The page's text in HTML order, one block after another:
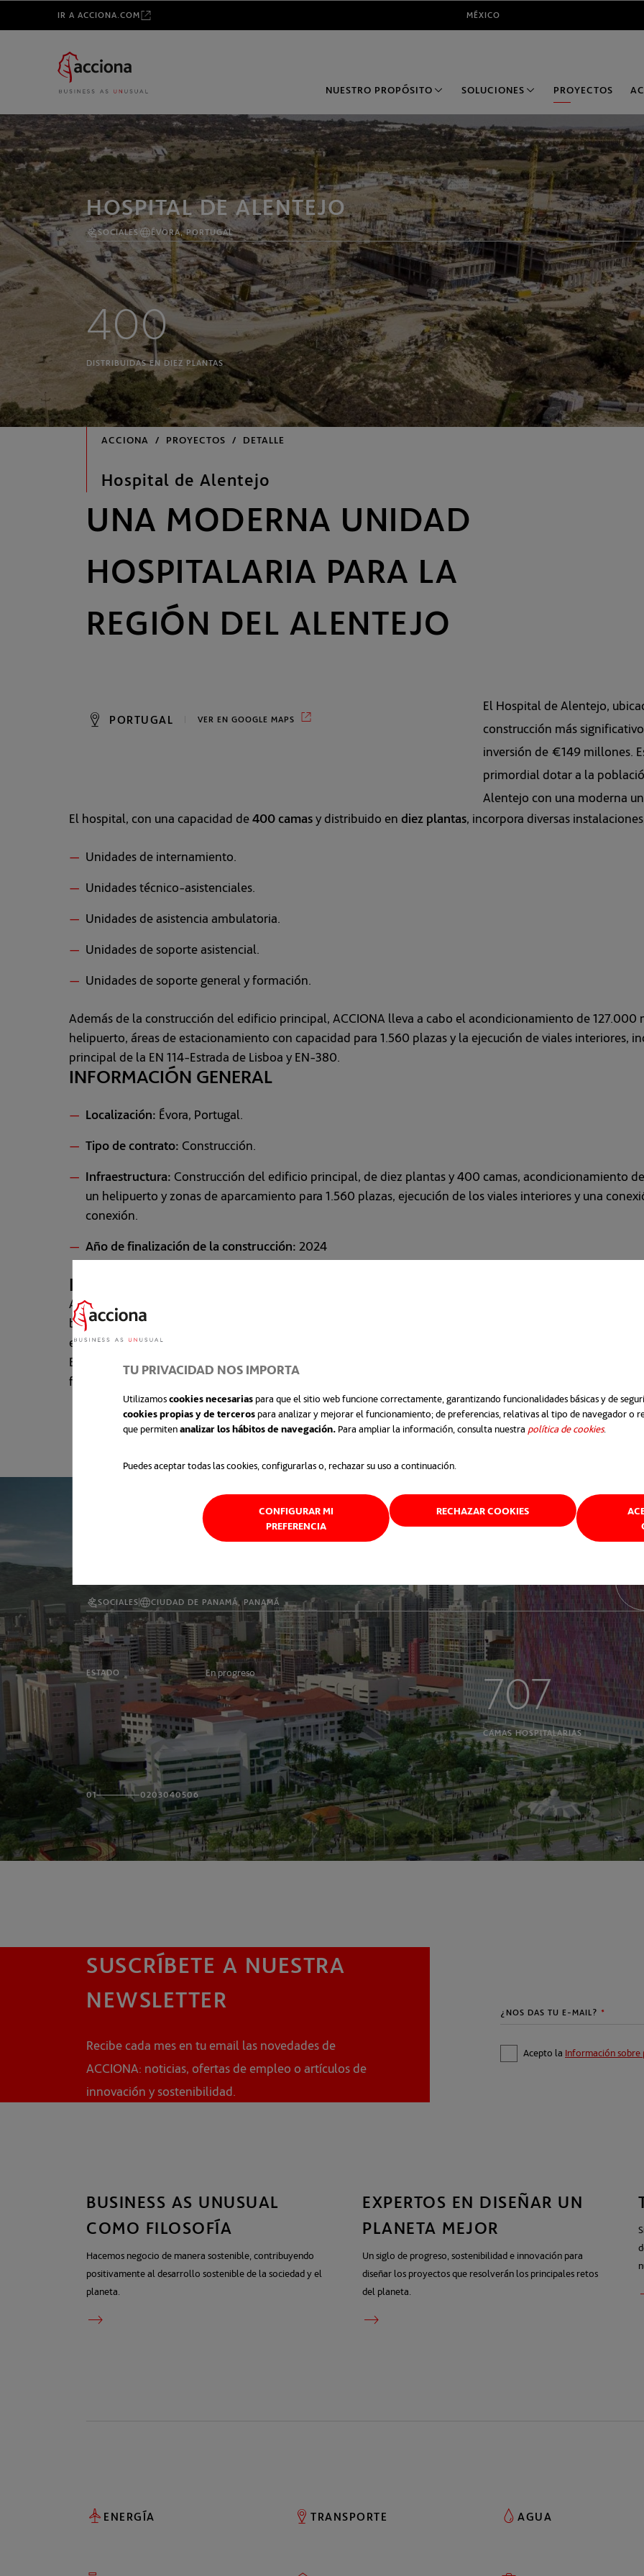
TU PRIVACIDAD NOS IMPORTA
Utilizamoscookies necesariaspara que el sitio web funcione correctamente, garantizando funcionalidades básicas y de
cookies propias y de tercerospara analizar y mejorar el funcionamiento; de preferencias, relativas al tipo de navegador o
que permitenanalizar los hábitos de navegación.Para ampliar la información, consulta nuestra política de cookiesse abre
.
Puedes aceptar todas las cookies, configurarlas o, rechazar su uso a continuación.
CONFIGURAR MI
PREFERENCIA
RECHAZAR COOKIES
El hospital, con una capacidad de400 camasy distribuido en diez plantas, incorpora diversas
Unidades de internamiento.
Unidades técnico-asistenciales.
Unidades de asistencia ambulatoria.
Unidades de soporte asistencial.
Unidades de soporte general y formación.
Además de la construcción del edificio principal, ACCIONA lleva a cabo el acondicionamiento de 127.000
helipuerto, áreas de estacionamiento con capacidad para 1.560 plazas y la ejecución de viales interiores,
principal de la EN 114-Estrada de Lisboa y EN-380.
INFORMACIÓN GENERAL
Localización: Évora, Portugal.
Tipo de contrato: Construcción.
Infraestructura: Construcción del edificio principal, de diez plantas y 400 camas, acondicionamiento
un helipuerto y zonas de aparcamiento para 1.560 plazas, ejecución de los viales interiores y una
conexión.
Año de finalización de la construcción: 2024
INICIATIVAS DE DESCARBONIZACIÓN
ACCIONA ha integrado un
baterías de iones de litio de larga duración y bajo mantenimiento, junto a un generador de 100 kVa,
en la construcción del hospital.
Este enfoque reduce de manera significativa la huella medioambiental asociada al consumo energético de
fósil y las emisiones de gases contaminantes.
Acepto la Información sobre